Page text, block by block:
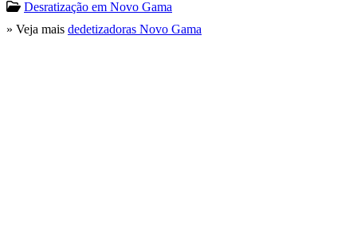
Desratização em Novo Gama
» Veja mais dedetizadoras Novo Gama